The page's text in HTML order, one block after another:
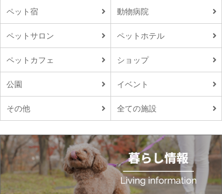
ペット宿 動物病院
ペットサロン ペットホテル
ペットカフェ ショップ
公園 イベント
その他 全ての施設